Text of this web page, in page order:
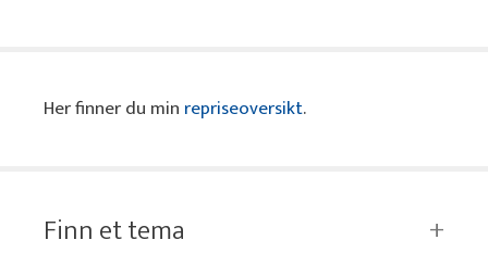
Her finner du min repriseoversikt.
Finn et tema